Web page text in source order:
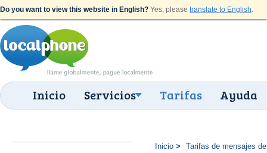
Do you want to view this website in English? Yes, please translate to English.
Inicio Servicios Tarifas Ayuda
Inicio Tarifas de mensajes